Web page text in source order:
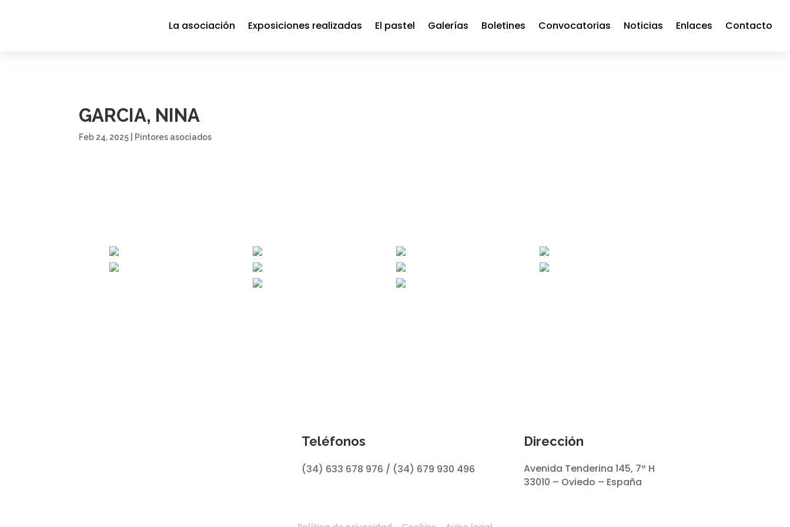
La asociación Exposiciones realizadas El pastel Galerías Boletines Convocatorias Noticias Enlaces Contacto
GARCIA, NINA
Feb 24, 2025 Pintores asociados
Teléfonos
(34) 633 678 976 / (34) 679 930 496
Dirección
Avenida Tenderina 145, 7º H
33010 – Oviedo – España